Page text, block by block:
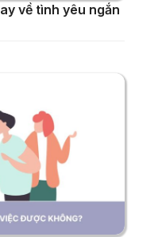
về tình yêu ngắn